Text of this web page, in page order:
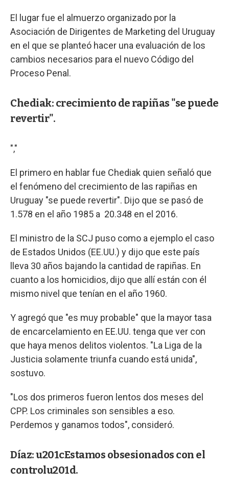
El lugar fue el almuerzo organizado por la
Asociación de Dirigentes de Marketing del Uruguay
en el que se planteó hacer una evaluación de los
cambios necesarios para el nuevo Código del
Proceso Penal.
Chediak: crecimiento de rapiñas "se puede
revertir".
","
El primero en hablar fue Chediak quien señaló que
el fenómeno del crecimiento de las rapiñas en
Uruguay "se puede revertir". Dijo que se pasó de
1.578 en el año 1985 a 20.348 en el 2016.
El ministro de la SCJ puso como a ejemplo el caso
de Estados Unidos (EE.UU.) y dijo que este país
lleva 30 años bajando la cantidad de rapiñas. En
cuanto a los homicidios, dijo que allí están con él
mismo nivel que tenían en el año 1960.
Y agregó que "es muy probable" que la mayor tasa
de encarcelamiento en EE.UU. tenga que ver con
que haya menos delitos violentos. "La Liga de la
Justicia solamente triunfa cuando está unida",
sostuvo.
"Los dos primeros fueron lentos dos meses del
CPP. Los criminales son sensibles a eso.
Perdemos y ganamos todos", consideró.
Díaz: u201cEstamos obsesionados con el
controlu201d.